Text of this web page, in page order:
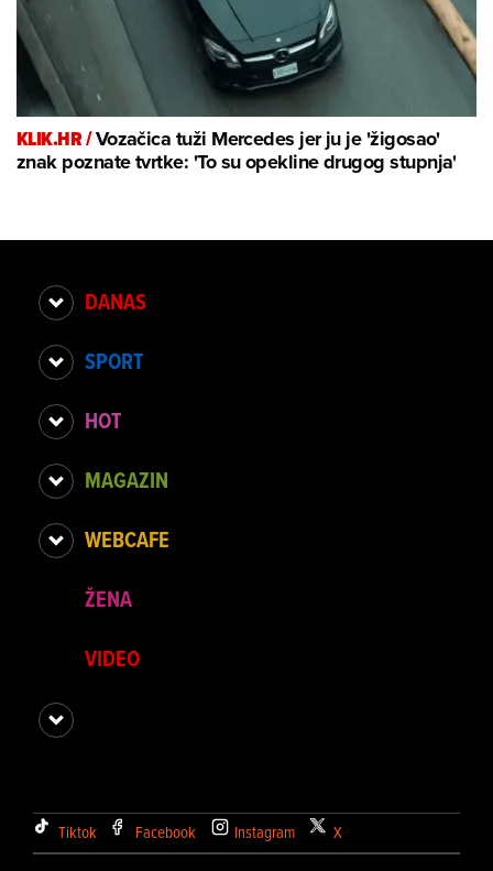
KLIK.HR /Vozačica tuži Mercedes jer ju je 'žigosao'
znak poznate tvrtke: 'To su opekline drugog stupnja'
DANAS
SPORT
HOT
MAGAZIN
WEBCAFE
ŽENA
VIDEO
Tiktok Facebook Instagram X